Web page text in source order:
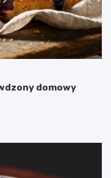
domowy